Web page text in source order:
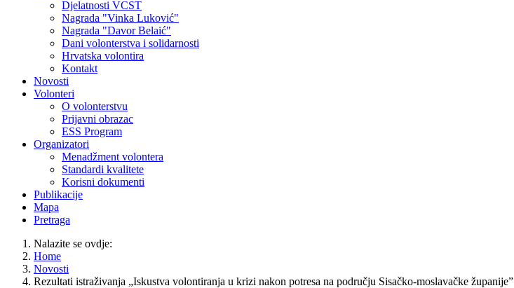
Djelatnosti VCST
Nagrada "Vinka Luković"
Nagrada "Davor Belaić"
Dani volonterstva i solidarnosti
Hrvatska volontira
Kontakt
Novosti
Volonteri
O volonterstvu
Prijavni obrazac
ESS Program
Organizatori
Menadžment volontera
Standardi kvalitete
Korisni dokumenti
Publikacije
Mapa
Pretraga
Nalazite se ovdje:
Home
Novosti
Rezultati istraživanja „Iskustva volontiranja u krizi nakon potresa na području Sisačko-moslavačke županije”